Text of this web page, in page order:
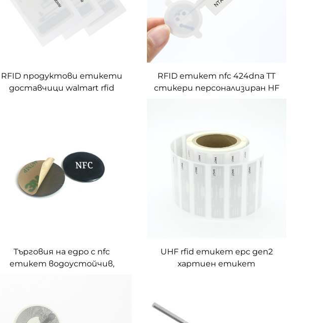
RFID продуктови етикети
доставчици walmart rfid
RFID етикет nfc 424dna TT
стикери персонализиран HF
Търговия на едро с nfc
етикет водоустойчив,
социални медии
UHF rfid етикет epc gen2
хартиен етикет